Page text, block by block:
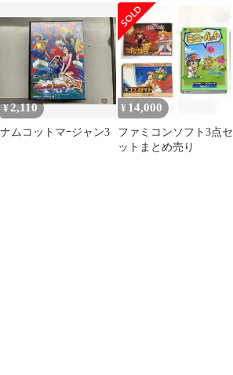
セット
¥2,110
ナムコットマｰジャン3
¥ 14,000
ファミコンソフト3点セ
ットまとめ売り